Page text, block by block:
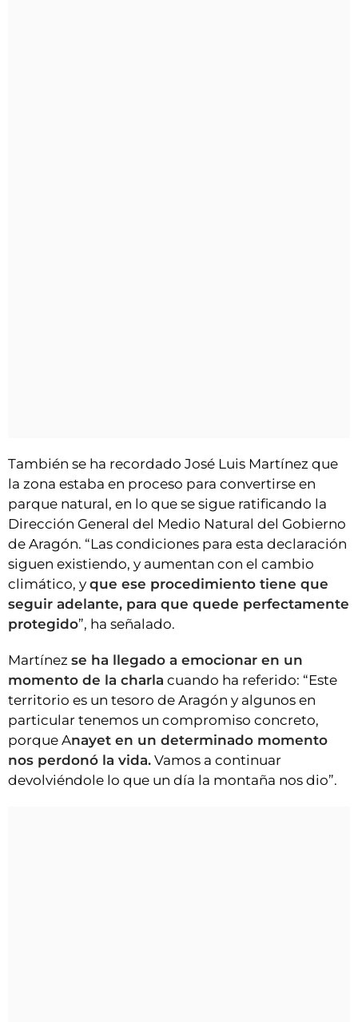
También se ha recordado José Luis Martínez que
la zona estaba en proceso para convertirse en
parque natural, en lo que se sigue ratificando la
Dirección General del Medio Natural del Gobierno
de Aragón. “Las condiciones para esta declaración
siguen existiendo, y aumentan con el cambio
climático, y que ese procedimiento tiene que
seguir adelante, para que quede perfectamente
protegido”, ha señalado.
Martínez se ha llegado a emocionar en un
momento de la charla cuando ha referido: “Este
territorio es un tesoro de Aragón y algunos en
particular tenemos un compromiso concreto,
porque Anayet en un determinado momento
nos perdonó la vida. Vamos a continuar
devolviéndole lo que un día la montaña nos dio”.